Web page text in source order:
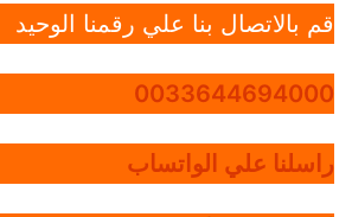
قم بالاتصال بنا علي رقمنا الوحيد
0033644694000
راسلنا علي الواتساب